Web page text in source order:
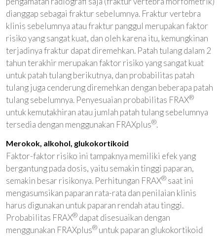
dianggap sebagai fraktur sebelumnya. Fraktur vertebra
klinis sebelumnya atau fraktur panggul merupakan faktor
risiko yang sangat kuat, dan oleh karena itu, kemungkinan
terjadinya fraktur dapat diremehkan. Patah tulang dalam 2
tahun terakhir merupakan faktor risiko yang sangat kuat
untuk patah tulang berikutnya, dan probabilitas patah
tulang juga cenderung diremehkan dengan beberapa patah
tulang sebelumnya. Penyesuaian probabilitas FRAX®
untuk kemutakhiran atau jumlah patah tulang sebelumnya
tersedia dengan menggunakan FRAXplus®.
Merokok, alkohol, glukokortikoid
Faktor-faktor risiko ini tampaknya memiliki efek yang
bergantung pada dosis, yaitu semakin tinggi paparan,
semakin besar risikonya. Perhitungan FRAX® saat ini
mengasumsikan paparan rata-rata dan penilaian klinis
harus digunakan untuk paparan rendah atau tinggi.
Probabilitas FRAX® dapat disesuaikan dengan
menggunakan FRAXplus® untuk paparan glukokortikoid